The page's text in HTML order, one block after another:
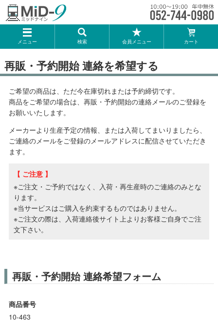
メニュー 検索 会員メニュー カート
メーカー一覧
TOMIX
KATO
GREENMAX
マイクロエース
Bトレインショーティー
タカラトミー（プラレール）
ポポンデッタ
さんけい
トラムウェイ
再販・予約開始 連絡を希望する
ご希望の商品は、ただ今在庫切れまたは予約締切です。
商品をご希望の場合は、再販・予約開始の連絡メールのご登録を
お願いいたします。
メーカーより生産予定の情報、または入荷してまいりましたら、
ご連絡のメールをご登録のメールアドレスに配信させていただき
ます。
【 ご注意 】
※ご注文・ご予約ではなく、入荷・再生産時のご連絡のみとな
ります。
※当サービスはご購入を約束するものではありません。
※ご注文の際は、入荷連絡後サイト上よりお客様ご自身でご注
文下さい。
再販・予約開始 連絡希望フォーム
商品番号
10-463